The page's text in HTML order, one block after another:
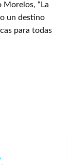
Morelos, “La
un destino
para todas